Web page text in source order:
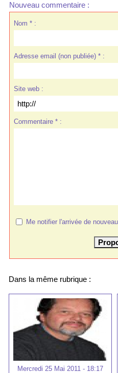
Nouveau commentaire :
Nom * :
Adresse email (non publiée) * :
Site web :
Commentaire * :
Me notifier l'arrivée de
Dans la même rubrique :
Mercredi 25 Mai 2011 - 18:17